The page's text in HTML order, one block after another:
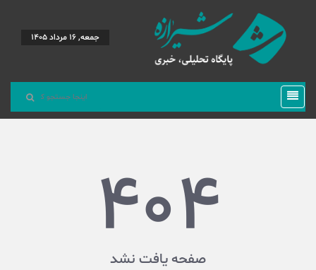
جمعه, 16 مرداد 1405
404
صفحه یافت نشد